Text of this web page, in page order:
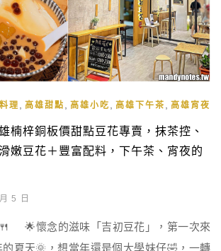
理 高雄甜點 高雄小吃 高雄下午茶 高雄宵夜
楠梓銅板價甜點豆花專賣，抹茶控、
嫩豆花＋豐富配料，下午茶、宵夜的
5 日
🌟懷念的滋味「吉初豆花」，第一次來
的夏天🌞，想當年還是個大學妹仔🤣，一轉